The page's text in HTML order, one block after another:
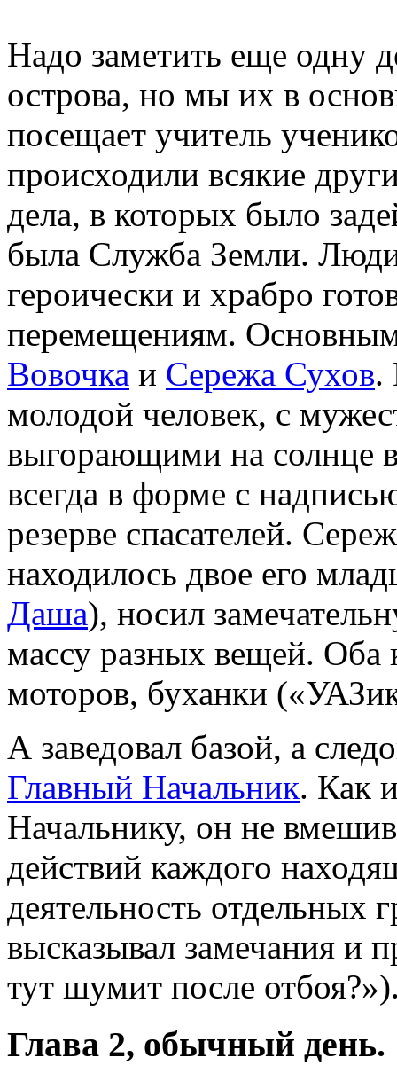
Надо заметить еще одну
острова, но мы их в
посещает учитель
происходили всякие
дела, в которых было
была Служба Земли.
героически и храбро
перемещениям.
Вовочка и Сережа Сухов.
молодой человек, с
выгорающими на солнце
всегда в форме с
резерве спасателей.
находилось двое его
Даша), носил
массу разных вещей.
моторов, буханки
А заведовал базой, а
Главный Начальник. Как
Начальнику, он не
действий каждого
деятельность отдельных
высказывал замечания и
тут шумит после
Глава 2, обычный день.